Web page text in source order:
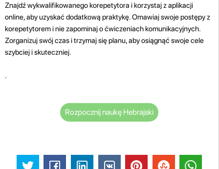
Znajdź wykwalifikowanego korepetytora i korzystaj z aplikacji
online, aby uzyskać dodatkową praktykę. Omawiaj swoje postępy z
korepetytorem i nie zapominaj o ćwiczeniach komunikacyjnych.
Zorganizuj swój czas i trzymaj się planu, aby osiągnąć swoje cele
szybciej i skuteczniej.
.
Rozpocznij naukę Hebrajski